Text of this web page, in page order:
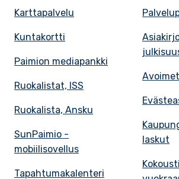
Karttapalvelu
Kuntakortti
Paimion mediapankki
Ruokalistat, ISS
Ruokalista, Ansku
SunPaimio -
mobiilisovellus
Tapahtumakalenteri
laskut